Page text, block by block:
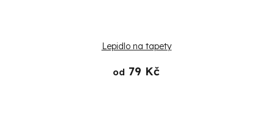
Lepidlo na tapety
od 79 Kč